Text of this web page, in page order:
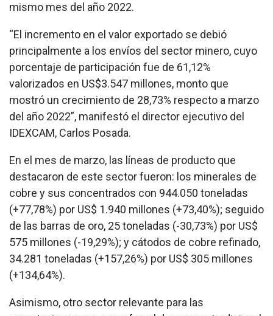
mismo mes del año 2022.
“El incremento en el valor exportado se debió
principalmente a los envíos del sector minero, cuyo
porcentaje de participación fue de 61,12%
valorizados en US$3.547 millones, monto que
mostró un crecimiento de 28,73% respecto a marzo
del año 2022”, manifestó el director ejecutivo del
IDEXCAM, Carlos Posada.
En el mes de marzo, las líneas de producto que
destacaron de este sector fueron: los minerales de
cobre y sus concentrados con 944.050 toneladas
(+77,78%) por US$ 1.940 millones (+73,40%); seguido
de las barras de oro, 25 toneladas (-30,73%) por US$
575 millones (-19,29%); y cátodos de cobre refinado,
34.281 toneladas (+157,26%) por US$ 305 millones
(+134,64%).
Asimismo, otro sector relevante para las